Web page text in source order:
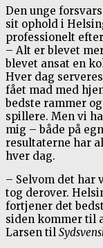
Den unge
sit ophold i
professionelt
– Alt er blevet
blevet ansat en
Hver dag
fået mad med
bedste rammer
spillere. Men vi
mig – både på
resultaterne har
hver dag.
– Selvom det har
tog derover.
fortjener det
siden kommer til
Larsen til